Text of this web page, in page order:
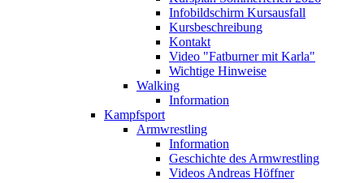
Infobildschirm Kursausfall
Kursbeschreibung
Kontakt
Video "Fatburner mit Karla"
Wichtige Hinweise
Walking
Information
Kampfsport
Armwrestling
Information
Geschichte des Armwrestling
Videos Andreas Höffner